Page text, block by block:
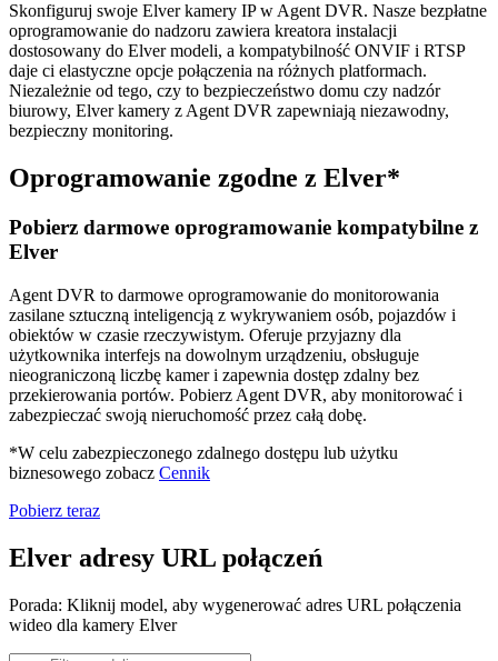
Skonfiguruj swoje Elver kamery IP w Agent DVR. Nasze bezpłatne
oprogramowanie do nadzoru zawiera kreatora instalacji
dostosowany do Elver modeli, a kompatybilność ONVIF i RTSP
daje ci elastyczne opcje połączenia na różnych platformach.
Niezależnie od tego, czy to bezpieczeństwo domu czy nadzór
biurowy, Elver kamery z Agent DVR zapewniają niezawodny,
bezpieczny monitoring.
Oprogramowanie zgodne z Elver*
Pobierz darmowe oprogramowanie kompatybilne z
Elver
Agent DVR to darmowe oprogramowanie do monitorowania
zasilane sztuczną inteligencją z wykrywaniem osób, pojazdów i
obiektów w czasie rzeczywistym. Oferuje przyjazny dla
użytkownika interfejs na dowolnym urządzeniu, obsługuje
nieograniczoną liczbę kamer i zapewnia dostęp zdalny bez
przekierowania portów. Pobierz Agent DVR, aby monitorować i
zabezpieczać swoją nieruchomość przez całą dobę.
*W celu zabezpieczonego zdalnego dostępu lub użytku
biznesowego zobacz Cennik
Pobierz teraz
Elver adresy URL połączeń
Porada: Kliknij model, aby wygenerować adres URL połączenia
wideo dla kamery Elver